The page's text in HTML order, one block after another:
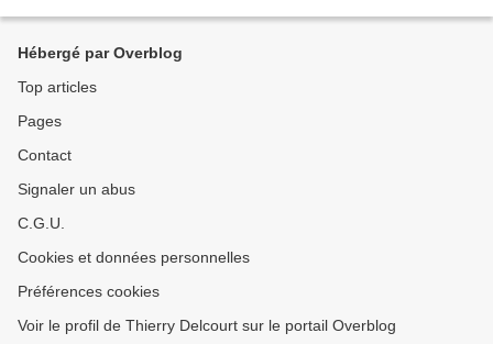
Hébergé par Overblog
Top articles
Pages
Contact
Signaler un abus
C.G.U.
Cookies et données personnelles
Préférences cookies
Voir le profil de Thierry Delcourt sur le portail Overblog